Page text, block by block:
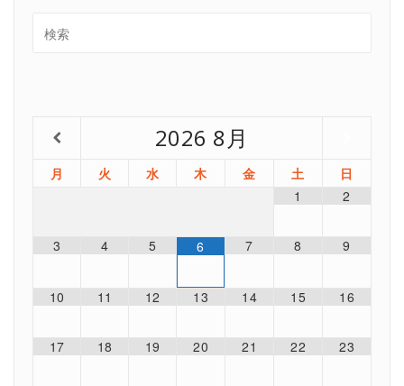
2026 8月
月 火 水 木 金 土
日
1
2
3 4 5 6 7 8 9
10 11 12 13 14 15 16
17 18 19 20 21 22 23